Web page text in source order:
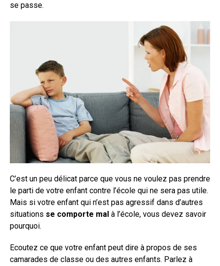
se passe.
C’est un peu délicat parce que vous ne voulez pas prendre
le parti de votre enfant contre l’école qui ne sera pas utile.
Mais si votre enfant qui n’est pas agressif dans d’autres
situations se comporte mal à l’école, vous devez savoir
pourquoi.
Ecoutez ce que votre enfant peut dire à propos de ses
camarades de classe ou des autres enfants. Parlez à